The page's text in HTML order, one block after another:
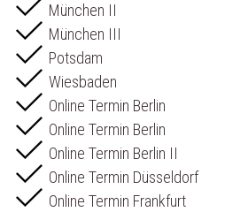
München II
München III
Potsdam
Wiesbaden
Online Termin Berlin
Online Termin Berlin
Online Termin Berlin II
Online Termin Düsseldorf
Online Termin Frankfurt